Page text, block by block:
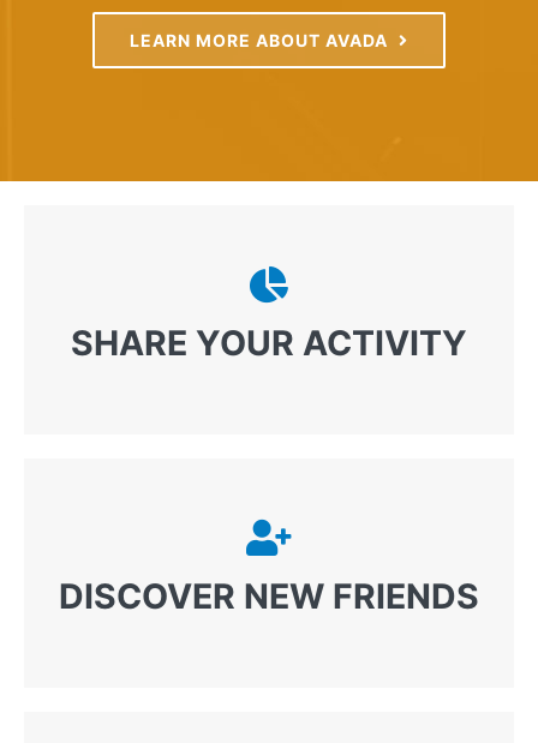
LEARN MORE ABOUT AVADA
SHARE YOUR ACTIVITY
DISCOVER NEW FRIENDS